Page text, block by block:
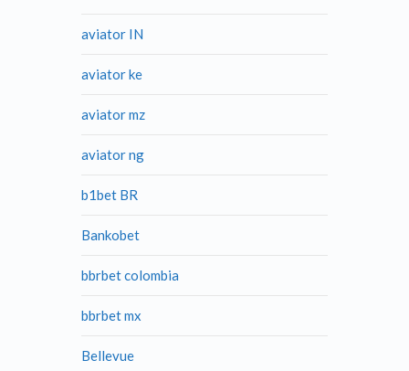
aviator IN
aviator ke
aviator mz
aviator ng
b1bet BR
Bankobet
bbrbet colombia
bbrbet mx
Bellevue